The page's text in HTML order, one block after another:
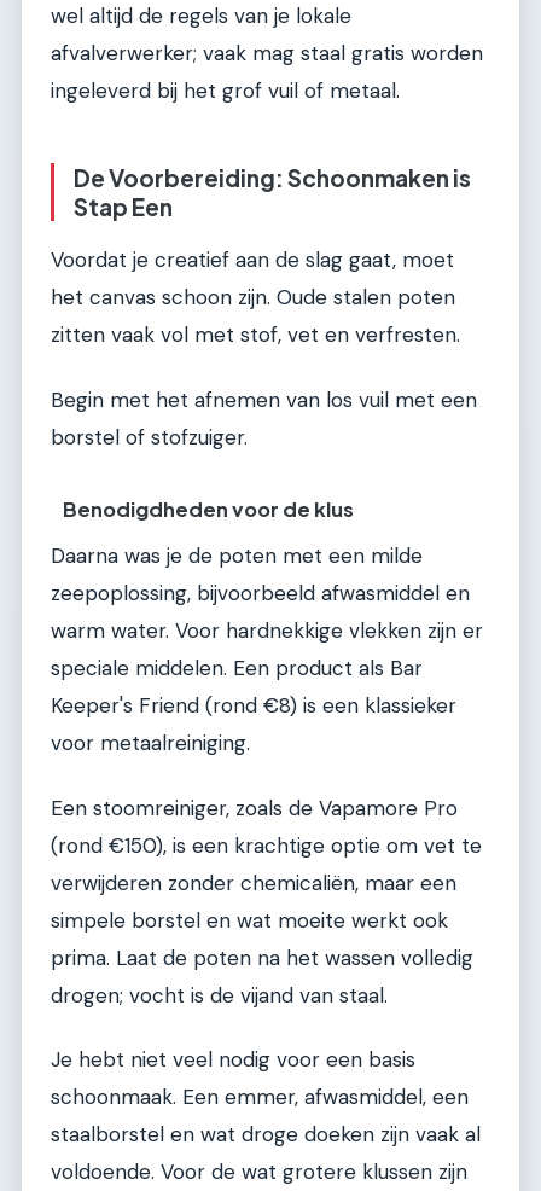
wel altijd de regels van je lokale
afvalverwerker; vaak mag staal gratis worden
ingeleverd bij het grof vuil of metaal.
De Voorbereiding: Schoonmaken is
Stap Een
Voordat je creatief aan de slag gaat, moet
het canvas schoon zijn. Oude stalen poten
zitten vaak vol met stof, vet en verfresten.
Begin met het afnemen van los vuil met een
borstel of stofzuiger.
Benodigdheden voor de klus
Daarna was je de poten met een milde
zeepoplossing, bijvoorbeeld afwasmiddel en
warm water. Voor hardnekkige vlekken zijn er
speciale middelen. Een product als Bar
Keeper's Friend (rond €8) is een klassieker
voor metaalreiniging.
Een stoomreiniger, zoals de Vapamore Pro
(rond €150), is een krachtige optie om vet te
verwijderen zonder chemicaliën, maar een
simpele borstel en wat moeite werkt ook
prima. Laat de poten na het wassen volledig
drogen; vocht is de vijand van staal.
Je hebt niet veel nodig voor een basis
schoonmaak. Een emmer, afwasmiddel, een
staalborstel en wat droge doeken zijn vaak al
voldoende. Voor de wat grotere klussen zijn